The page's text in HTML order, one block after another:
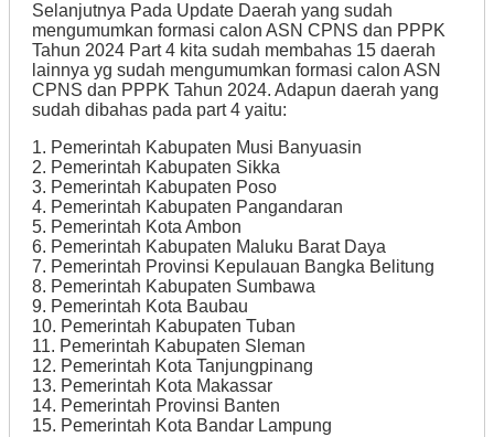
Selanjutnya Pada Update Daerah yang sudah
mengumumkan formasi calon ASN CPNS dan PPPK
Tahun 2024 Part 4 kita sudah membahas 15 daerah
lainnya yg sudah mengumumkan formasi calon ASN
CPNS dan PPPK Tahun 2024. Adapun daerah yang
sudah dibahas pada part 4 yaitu:
1. Pemerintah Kabupaten Musi Banyuasin
2. Pemerintah Kabupaten Sikka
3. Pemerintah Kabupaten Poso
4. Pemerintah Kabupaten Pangandaran
5. Pemerintah Kota Ambon
6. Pemerintah Kabupaten Maluku Barat Daya
7. Pemerintah Provinsi Kepulauan Bangka Belitung
8. Pemerintah Kabupaten Sumbawa
9. Pemerintah Kota Baubau
10. Pemerintah Kabupaten Tuban
11. Pemerintah Kabupaten Sleman
12. Pemerintah Kota Tanjungpinang
13. Pemerintah Kota Makassar
14. Pemerintah Provinsi Banten
15. Pemerintah Kota Bandar Lampung